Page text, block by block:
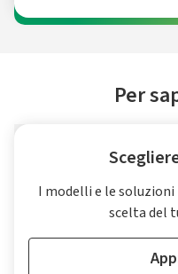
Per
I modelli e le
scelta del